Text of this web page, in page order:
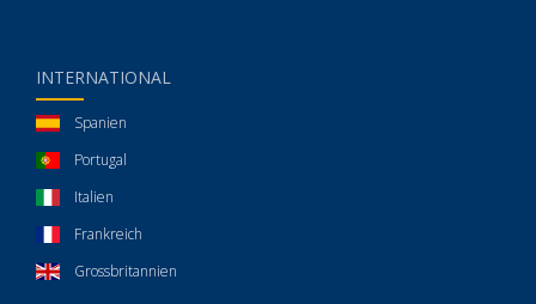
INTERNATIONAL
Spanien
Portugal
Italien
Frankreich
Grossbritannien